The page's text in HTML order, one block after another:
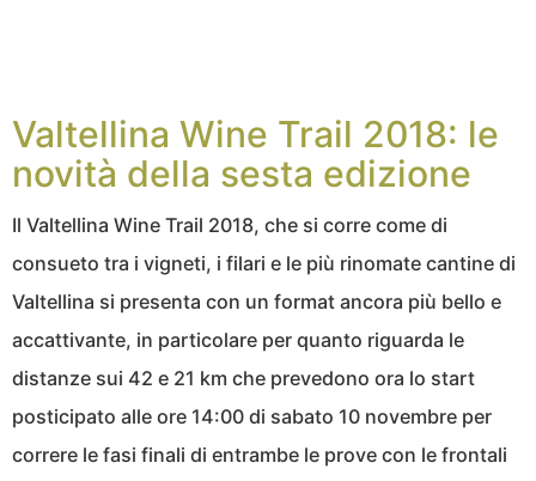
Valtellina Wine Trail 2018: le
novità della sesta edizione
Il Valtellina Wine Trail 2018, che si corre come di
consueto tra i vigneti, i filari e le più rinomate cantine di
Valtellina si presenta con un format ancora più bello e
accattivante, in particolare per quanto riguarda le
distanze sui 42 e 21 km che prevedono ora lo start
posticipato alle ore 14:00 di sabato 10 novembre per
correre le fasi finali di entrambe le prove con le frontali